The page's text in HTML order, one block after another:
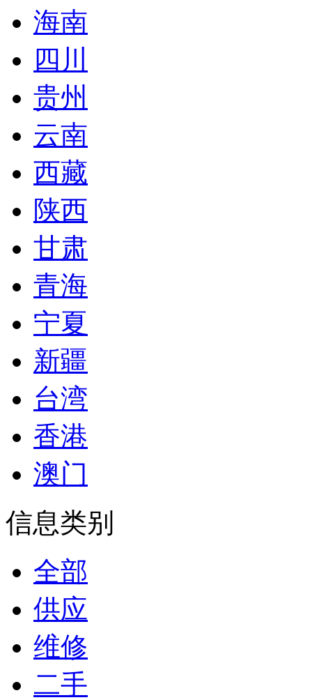
海南
四川
贵州
云南
西藏
陕西
甘肃
青海
宁夏
新疆
台湾
香港
澳门
信息类别
全部
供应
维修
二手